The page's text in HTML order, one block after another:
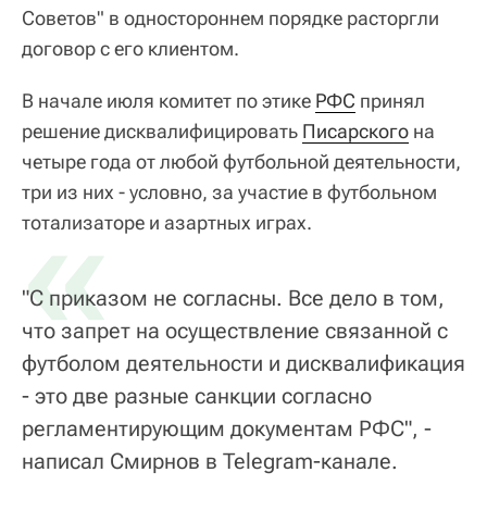
Советов" в одностороннем порядке расторгли
договор с его клиентом.
В начале июля комитет по этике РФС принял
решение дисквалифицировать Писарского на
четыре года от любой футбольной деятельности,
три из них - условно, за участие в футбольном
тотализаторе и азартных играх.
«
"С приказом не согласны. Все дело в том,
что запрет на осуществление связанной с
футболом деятельности и дисквалификация
- это две разные санкции согласно
регламентирующим документам РФС", -
написал Смирнов в Telegram-канале.